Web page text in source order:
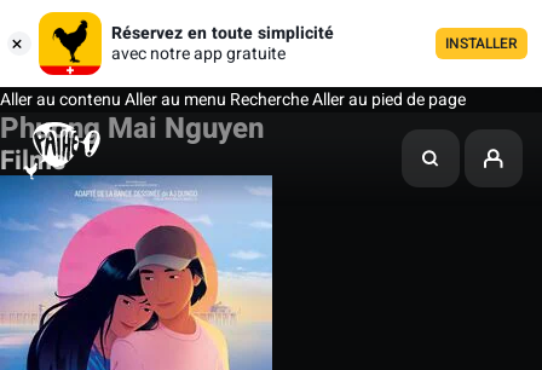
Réservez en toute simplicité
avec notre app gratuite
INSTALLER
Aller au contenuAller au menu RechercheAller au pied de page
Phuong Mai Nguyen
Films